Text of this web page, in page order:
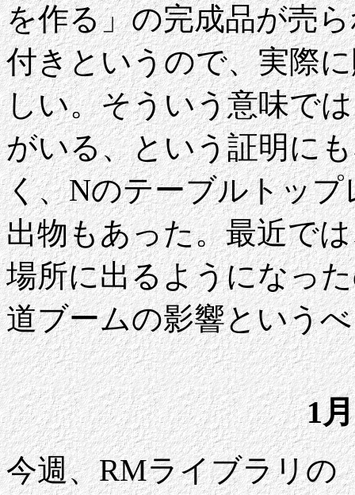
を作る」の完成品が売
付きというので、実際
しい。そういう意味で
がいる、という証明に
く、Nのテーブルトッ
出物もあった。最近で
場所に出るようになっ
道ブームの影響という
1
今週、RMライブラリの